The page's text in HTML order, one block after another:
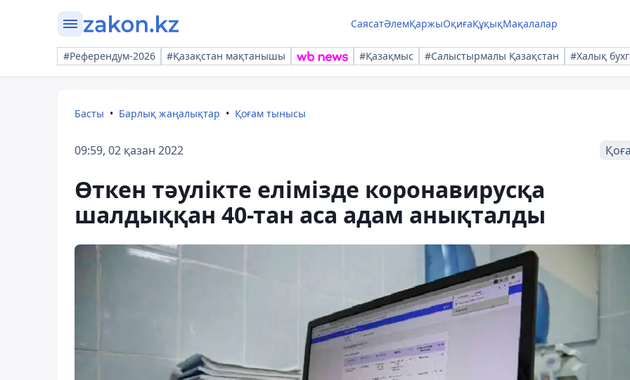
СаясатӘлемҚаржыОқиғаҚұқықМақалалар
#Референдум-2026 #Қазақстан мақтанышы #Қазақмыс #Салыстырмалы Қазақстан #Халық
Басты Барлық жаңалықтар Қоғам тынысы
09:59, 02 қазан 2022
Өткен тәулікте елімізде коронавирусқа
шалдыққан 40-тан аса адам анықталды